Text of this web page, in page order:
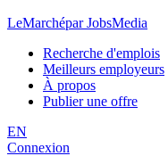
LeMarchépar JobsMedia
Recherche d'emplois
Meilleurs employeurs
À propos
Publier une offre
EN
Connexion